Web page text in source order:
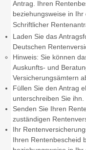
Antrag. Ihren
beziehungsweise in Ihr
Schriftlicher
Laden Sie das
Deutschen
Hinweis: Sie können
Auskunfts-­ und
Versicherungsämtern
Füllen Sie den Antrag
unterschreiben Sie ihn.
Senden Sie Ihren
zuständigen
Ihr
Ihren Rentenbescheid